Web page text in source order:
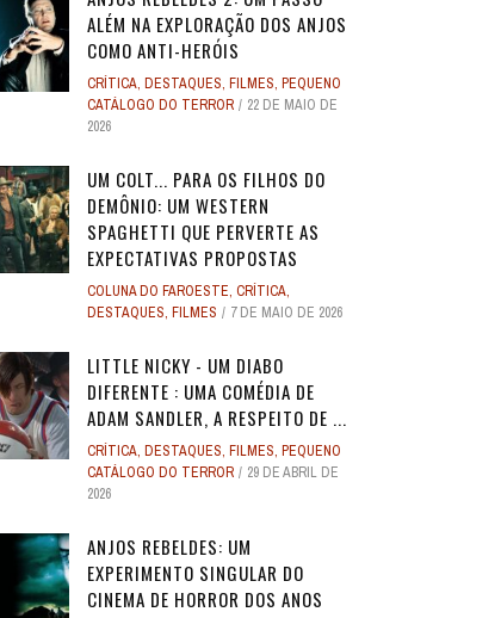
SUPERMAN
17 DE JULHO DE 2025
DOS ANOS 1990, ...
28 DE ABRIL DE 2026 3
DOS ANOS 1990, ...
28 DE ABRIL DE 2026 3
VERÃO PASSADO: UMA SÉRIE JUVENIL
...
4 DE JULHO DE 2025 32
MENINO LOBO
31 DE AGOSTO DE 2016
ALÉM NA EXPLORAÇÃO DOS ANJOS
COMO ANTI-HERÓIS
CRÍTICA, DESTAQUES, FILMES, PEQUENO
CATÁLOGO DO TERROR
22 DE MAIO DE
2026
UM COLT... PARA OS FILHOS DO
DEMÔNIO: UM WESTERN
SPAGHETTI QUE PERVERTE AS
EXPECTATIVAS PROPOSTAS
COLUNA DO FAROESTE, CRÍTICA,
DESTAQUES, FILMES 7 DE MAIO DE 2026
LITTLE NICKY - UM DIABO
DIFERENTE : UMA COMÉDIA DE
ADAM SANDLER, A RESPEITO DE ...
CRÍTICA, DESTAQUES, FILMES, PEQUENO
CATÁLOGO DO TERROR
29 DE ABRIL DE
2026
ANJOS REBELDES: UM
EXPERIMENTO SINGULAR DO
CINEMA DE HORROR DOS ANOS